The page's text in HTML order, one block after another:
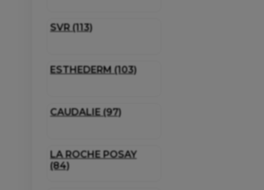
SVR (113)
ESTHEDERM (103)
CAUDALIE (97)
LA ROCHE POSAY
(84)